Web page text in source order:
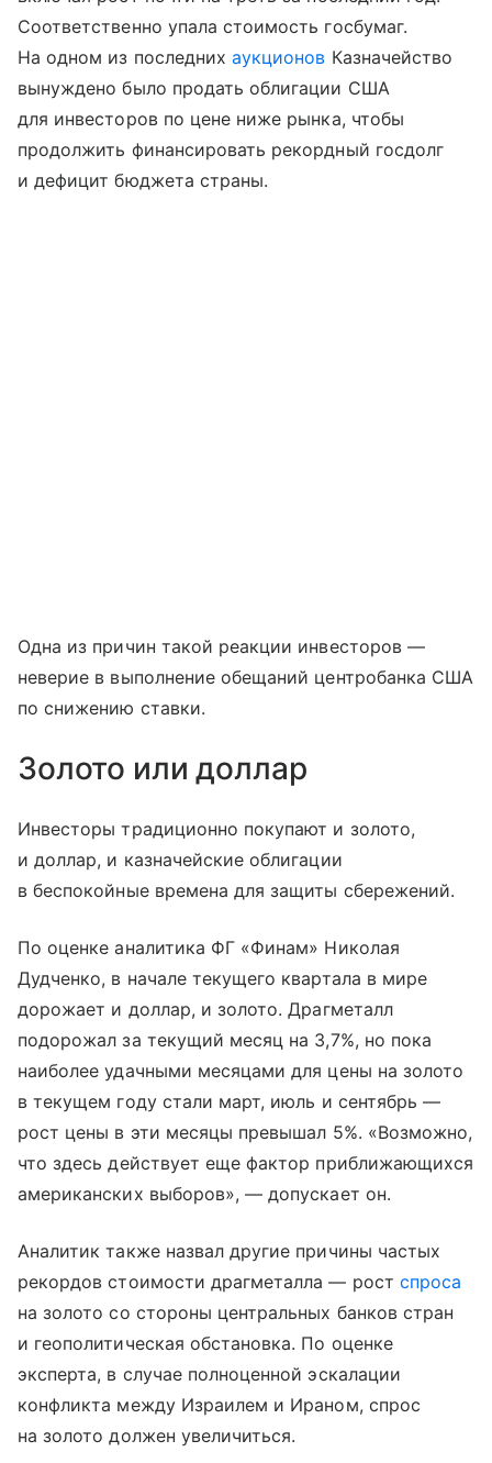
Соответственно упала стоимость госбумаг.
На одном из последнихаукционов Казначейство
вынуждено было продать облигации США
для инвесторов по цене ниже рынка, чтобы
продолжить финансировать рекордный госдолг
и дефицит бюджета страны.
Одна из причин такой реакции инвесторов —
неверие в выполнение обещаний центробанка США
по снижению ставки.
Золото или доллар
Инвесторы традиционно покупают и золото,
и доллар, и казначейские облигации
в беспокойные времена для защиты сбережений.
По оценке аналитика ФГ «Финам» Николая
Дудченко, в начале текущего квартала в мире
дорожает и доллар, и золото. Драгметалл
подорожал за текущий месяц на 3,7%, но пока
наиболее удачными месяцами для цены на золото
в текущем году стали март, июль и сентябрь —
рост цены в эти месяцы превышал 5%. «Возможно,
что здесь действует еще фактор приближающихся
американских выборов», — допускает он.
Аналитик также назвал другие причины частых
рекордов стоимости драгметалла — рост спроса
на золото со стороны центральных банков стран
и геополитическая обстановка. По оценке
эксперта, в случае полноценной эскалации
конфликта между Израилем и Ираном, спрос
на золото должен увеличиться.